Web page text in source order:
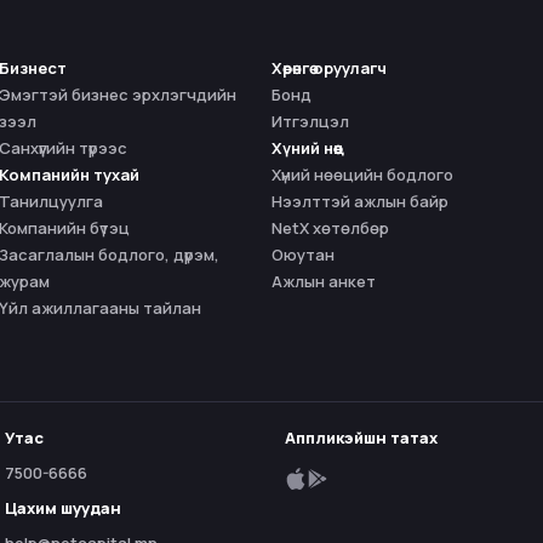
Бизнест
Эмэгтэй бизнес эрхлэгчдийн
зээл
Санхүүгийн түрээс
Компанийн тухай
Танилцуулга
Компанийн бүтэц
Засаглалын бодлого, дүрэм,
журам
Үйл ажиллагааны тайлан
Хөрөнгө оруулагч
Бонд
Итгэлцэл
Хүний нөөц
Хүний нөөцийн бодлого
Нээлттэй ажлын байр
NetX хөтөлбөр
Оюутан
Ажлын анкет
Утас
7500-6666
Цахим шуудан
Аппликэйшн татах